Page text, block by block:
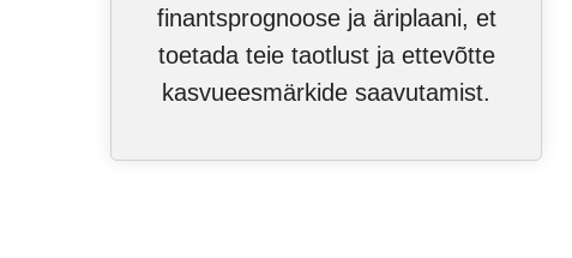
finantsprognoose ja äriplaani, et
toetada teie taotlust ja ettevõtte
kasvueesmärkide saavutamist.